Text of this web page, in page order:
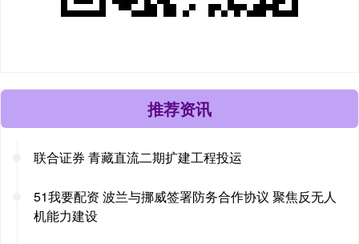
推荐资讯
联合证券 青藏直流二期扩建工程投运
51我要配资 波兰与挪威签署防务合作协议 聚焦反无人
机能力建设